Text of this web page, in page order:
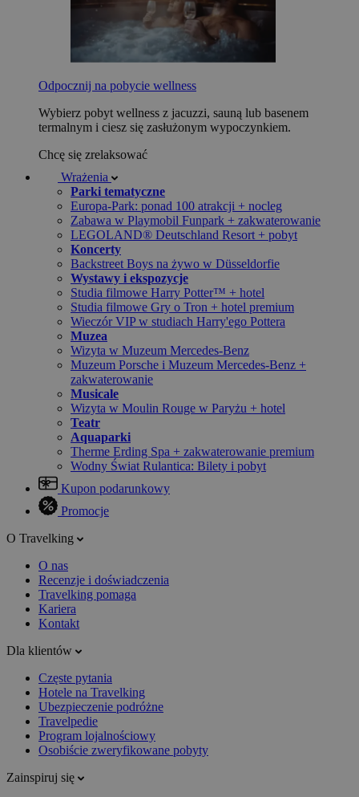
Odpocznij na pobycie wellness
Wybierz pobyt wellness z jacuzzi, sauną lub basenem
termalnym i ciesz się zasłużonym wypoczynkiem.
Chcę się zrelaksować
Wrażenia
Parki tematyczne
Europa-Park: ponad 100 atrakcji + nocleg
Zabawa w Playmobil Funpark + zakwaterowanie
LEGOLAND® Deutschland Resort + pobyt
Koncerty
Backstreet Boys na żywo w Düsseldorfie
Wystawy i ekspozycje
Studia filmowe Harry Potter™ + hotel
Studia filmowe Gry o Tron + hotel premium
Wieczór VIP w studiach Harry'ego Pottera
Muzea
Wizyta w Muzeum Mercedes-Benz
Muzeum Porsche i Muzeum Mercedes-Benz +
zakwaterowanie
Musicale
Wizyta w Moulin Rouge w Paryżu + hotel
Teatr
Aquaparki
Therme Erding Spa + zakwaterowanie premium
Wodny Świat Rulantica: Bilety i pobyt
Kupon podarunkowy
Promocje
O Travelking
O nas
Recenzje i doświadczenia
Travelking pomaga
Kariera
Kontakt
Dla klientów
Częste pytania
Hotele na Travelking
Ubezpieczenie podróżne
Travelpedie
Program lojalnościowy
Osobiście zweryfikowane pobyty
Zainspiruj się